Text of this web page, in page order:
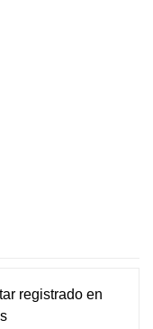
registradoen